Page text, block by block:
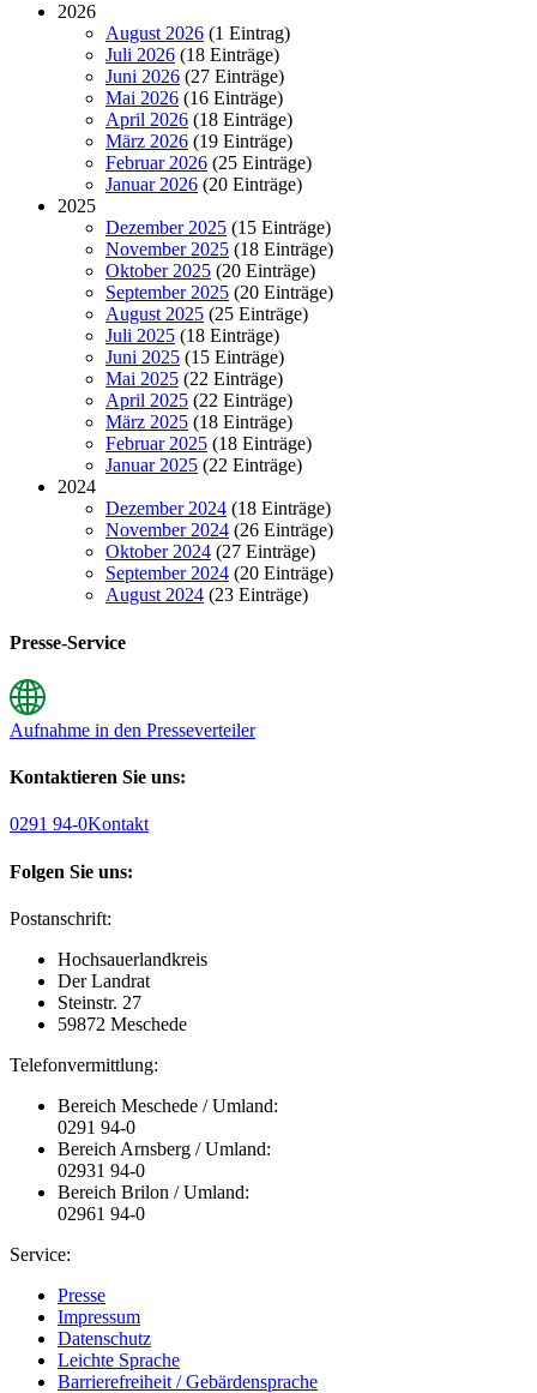
2026
August 2026 (1 Eintrag)
Juli 2026 (18 Einträge)
Juni 2026 (27 Einträge)
Mai 2026 (16 Einträge)
April 2026 (18 Einträge)
März 2026 (19 Einträge)
Februar 2026 (25 Einträge)
Januar 2026 (20 Einträge)
2025
Dezember 2025 (15 Einträge)
November 2025 (18 Einträge)
Oktober 2025 (20 Einträge)
September 2025 (20 Einträge)
August 2025 (25 Einträge)
Juli 2025 (18 Einträge)
Juni 2025 (15 Einträge)
Mai 2025 (22 Einträge)
April 2025 (22 Einträge)
März 2025 (18 Einträge)
Februar 2025 (18 Einträge)
Januar 2025 (22 Einträge)
2024
Dezember 2024 (18 Einträge)
November 2024 (26 Einträge)
Oktober 2024 (27 Einträge)
September 2024 (20 Einträge)
August 2024 (23 Einträge)
Presse-Service
Aufnahme in den Presseverteiler
Kontaktieren Sie uns:
0291 94-0Kontakt
Folgen Sie uns:
Postanschrift:
Hochsauerlandkreis
Der Landrat
Steinstr. 27
59872 Meschede
Telefonvermittlung:
Bereich Meschede / Umland:
0291 94-0
Bereich Arnsberg / Umland:
02931 94-0
Bereich Brilon / Umland:
02961 94-0
Service:
Presse
Impressum
Datenschutz
Leichte Sprache
Barrierefreiheit / Gebärdensprache